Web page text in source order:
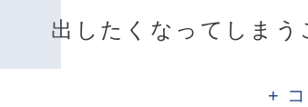
出したくなってしまう